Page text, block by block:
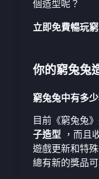
個造型呢？
立即免費暢玩窮
你的窮兔兔
窮兔兔中有多
目前《窮兔兔
子造型 ，而且
遊戲更新和特
總有新的獎品